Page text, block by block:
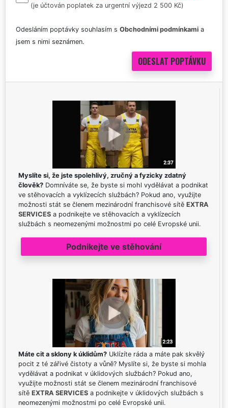
(je účtován poplatek za urgentní výjezd 2 500 Kč)
Odesláním poptávky souhlasím s Obchodními podmínkami a
jsem s nimi seznámen.
Myslíte si, že jste spolehlivý, zručný a fyzicky zdatný
člověk? Domníváte se, že byste si mohl vydělávat a podnikat
ve stěhovacích a vyklízecích službách? Pokud ano, využijte
možnosti stát se členem mezinárodní franchisové sítě EXTRA
SERVICES a podnikejte ve stěhovacích a vyklízecích
službách s neomezenými možnostmi po celé Evropské unii.
Podnikejte ve stěhování
Máte cit a sklony k úklidům? Uklízíte ráda a máte pak skvělý
pocit z té zářivé čistoty a vůně? Myslíte si, že byste si mohla
vydělávat a podnikat v úklidových službách? Pokud ano,
využijte možnosti stát se členem mezinárodní franchisové
sítě EXTRA SERVICES a podnikejte v úklidových službách s
neomezenými možnostmi po celé Evropské unii.